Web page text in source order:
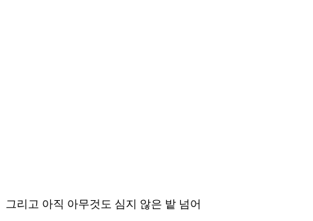
그리고 아직 아무것도 심지 않은 밭 넘어